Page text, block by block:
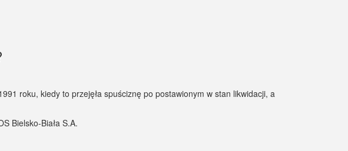
roku, kiedy to przejęła spuściznę po postawionym w stan likwidacji, a
Bielsko-Biała S.A.